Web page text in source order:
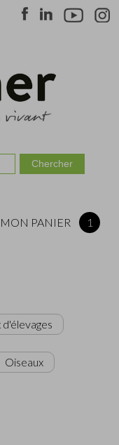
MON PANIER 1
d'élevages
Oiseaux